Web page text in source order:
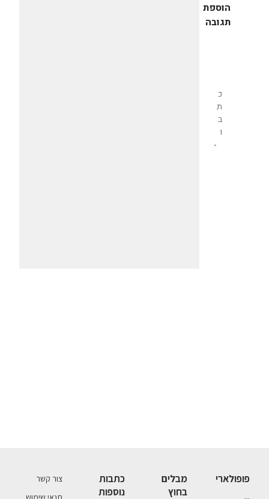
הוספת
תגובה
פופולארי
מבלים
בחוץ
כתבות
נוספות
צור קשר